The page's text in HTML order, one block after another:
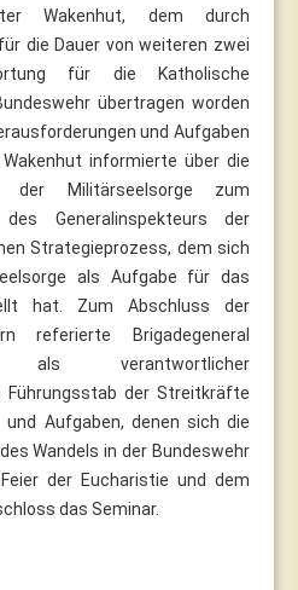
Wakenhut, dem durch
die Dauer von weiteren zwei
für die Katholische
übertragen worden
und Aufgaben
informierte über die
der Militärseelsorge zum
des Generalinspekteurs der
Strategieprozess, dem sich
als Aufgabe für das
hat. Zum Abschluss der
referierte Brigadegeneral
verantwortlicher
Führungsstab der Streitkräfte
und Aufgaben, denen sich die
Wandels in der Bundeswehr
der Eucharistie und dem
das Seminar.